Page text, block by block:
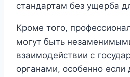
стандартам без ущерба
Кроме того,
могут быть
взаимодействии с
органами, особенно если